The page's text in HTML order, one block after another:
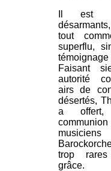
Il est
tout
superflu,
Faisant
autorité
airs de
désertés,
a offert,
trop
grâce.